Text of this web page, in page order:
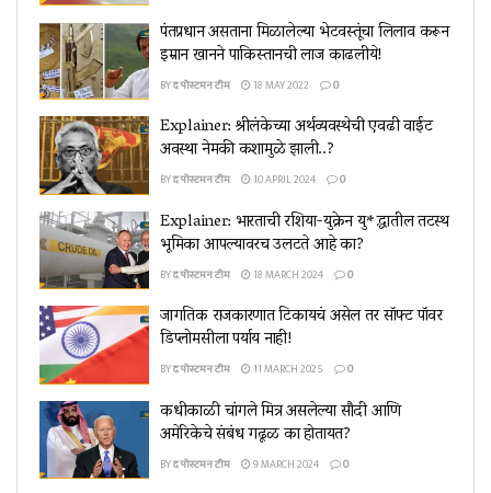
पंतप्रधान असताना मिळालेल्या भेटवस्तूंचा लिलाव करून
इम्रान खानने पाकिस्तानची लाज काढलीये!
BYद पोस्टमन टीम 18 MAY 2022 0
Explainer: श्रीलंकेच्या अर्थव्यवस्थेची एवढी वाईट
अवस्था नेमकी कशामुळे झाली..?
BYद पोस्टमन टीम 10 APRIL 2024 0
Explainer: भारताची रशिया-युक्रेन यु*द्धातील तटस्थ
भूमिका आपल्यावरच उलटते आहे का?
BYद पोस्टमन टीम 18 MARCH 2024 0
जागतिक राजकारणात टिकायचं असेल तर सॉफ्ट पॉवर
डिप्लोमसीला पर्याय नाही!
BYद पोस्टमन टीम 11 MARCH 2025 0
कधीकाळी चांगले मित्र असलेल्या सौदी आणि
अमेरिकेचे संबंध गढूळ का होतायत?
BYद पोस्टमन टीम 9 MARCH 2024 0